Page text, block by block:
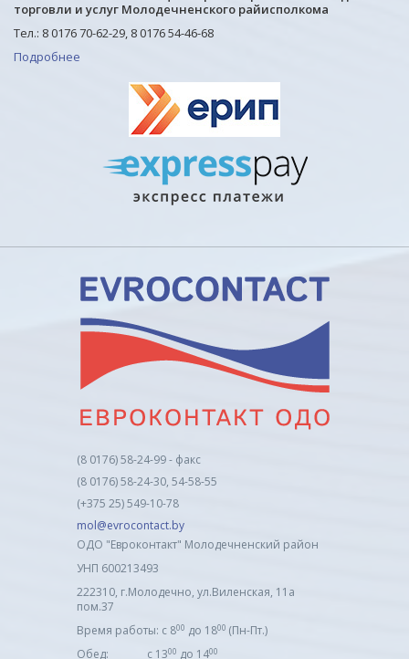
торговли и услуг Молодечненского райисполкома
Тел.: 8 0176 70-62-29, 8 0176 54-46-68
Подробнее
(8 0176) 58-24-99 - факс
(8 0176) 58-24-30, 54-58-55
(+375 25) 549-10-78
mol@evrocontact.by
ОДО "Евроконтакт" Молодечненский район
УНП 600213493
222310, г.Молодечно, ул.Виленская, 11а
пом.37
Время работы: с 800 до 1800 (Пн-Пт.)
Обед: с 1300 до 1400